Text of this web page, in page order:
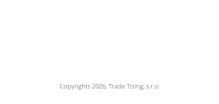
Copyrights 2026, Trade Tising, s.r.o.